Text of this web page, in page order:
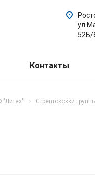
52Б/
Контакты
"Литех" Стрептококки